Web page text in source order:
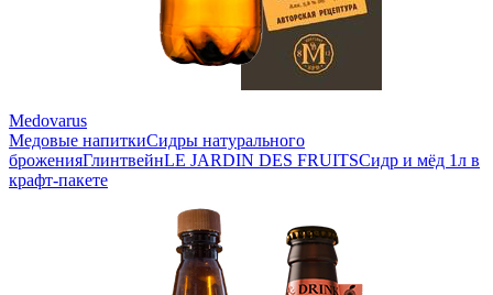
Medovarus
Медовые напиткиСидры натурального
броженияГлинтвейнLE JARDIN DES FRUITSСидр и мёд 1л в
крафт-пакете